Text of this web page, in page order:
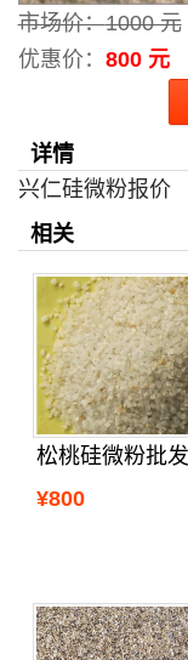
市场价：1000 元
优惠价： 800 元
详情
兴仁硅微粉报价
相关
松桃硅微粉批发
¥800